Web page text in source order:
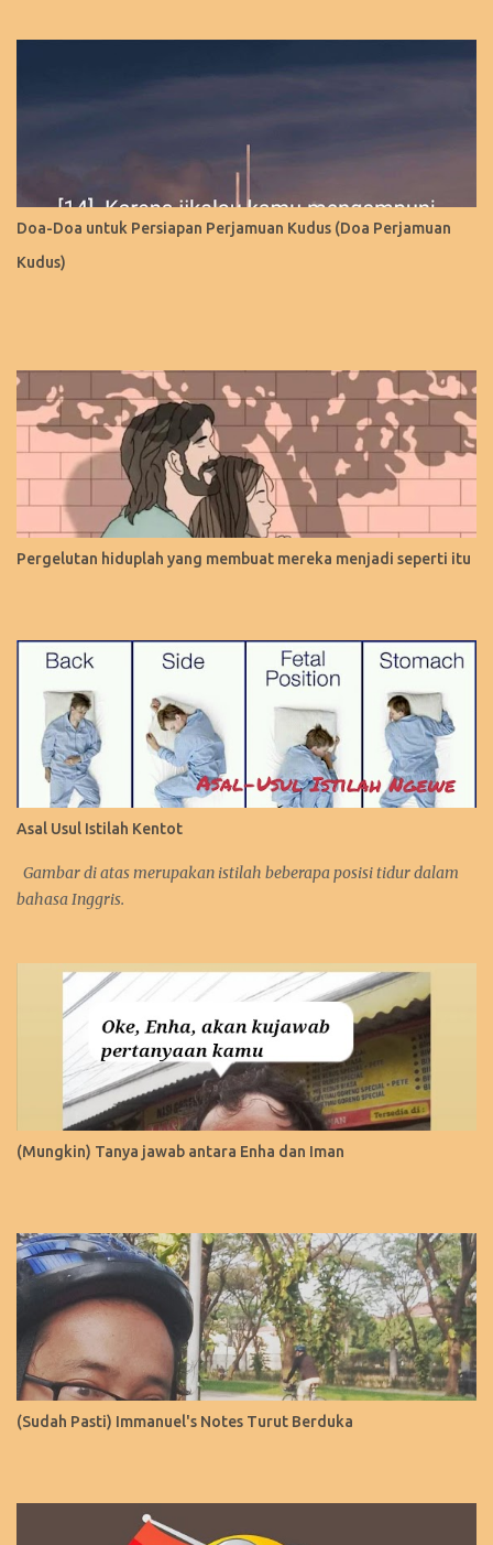
Doa-Doa untuk Persiapan Perjamuan Kudus (Doa Perjamuan
Kudus)
Pergelutan hiduplah yang membuat mereka menjadi seperti itu
Asal Usul Istilah Kentot
Gambar di atas merupakan istilah beberapa posisi tidur dalam
bahasa Inggris.
(Mungkin) Tanya jawab antara Enha dan Iman
(Sudah Pasti) Immanuel's Notes Turut Berduka